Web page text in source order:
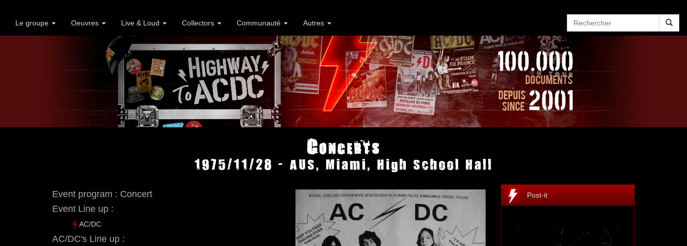
Le groupe Oeuvres Live & Loud Collectors Communauté Autres
Concerts
1975/11/28 - AUS, Miami, High School Hall
Event program : Concert
Event Line up :
AC/DC
AC/DC's Line up :
Post-it